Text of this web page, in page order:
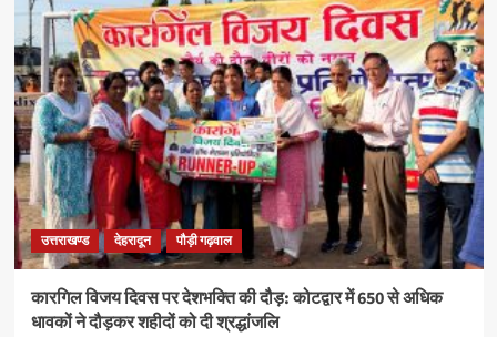
उत्तराखण्ड देहरादून पौड़ी गढ़वाल
कारगिल विजय दिवस पर देशभक्ति की दौड़: कोटद्वार में 650 से अधिक
धावकों ने दौड़कर शहीदों को दी श्रद्धांजलि